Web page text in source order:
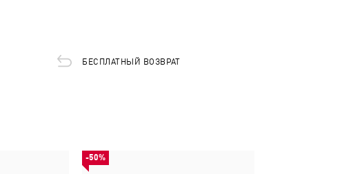
БЕСПЛАТНЫЙ ВОЗВРАТ
-50%